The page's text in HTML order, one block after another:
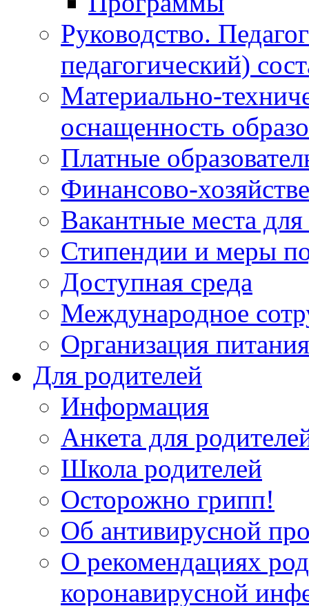
Руководство.
педагогический)
Материально-
оснащенность
Платные
Финансово-
Вакантные места
Стипендии и меры
Доступная среда
Международное
Организация питания
Для родителей
Информация
Анкета для
Школа родителей
Осторожно грипп!
Об антивирусной
О рекомендациях
коронавирусной